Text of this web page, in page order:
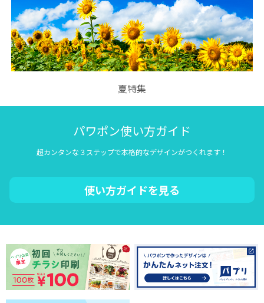
夏特集
パワポン使い方ガイド
超カンタンな３ステップで本格的なデザインがつくれます！
使い方ガイドを見る